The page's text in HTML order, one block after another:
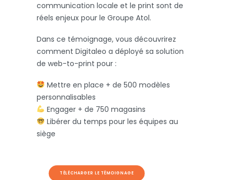
communication locale et le print sont de
réels enjeux pour le Groupe Atol.
Dans ce témoignage, vous découvrirez
comment Digitaleo a déployé sa solution
de web-to-print pour :
Mettre en place + de 500 modèles
personnalisables
Engager + de 750 magasins
Libérer du temps pour les équipes au
siège
TÉLÉCHARGER LE TÉMOIGNAGE